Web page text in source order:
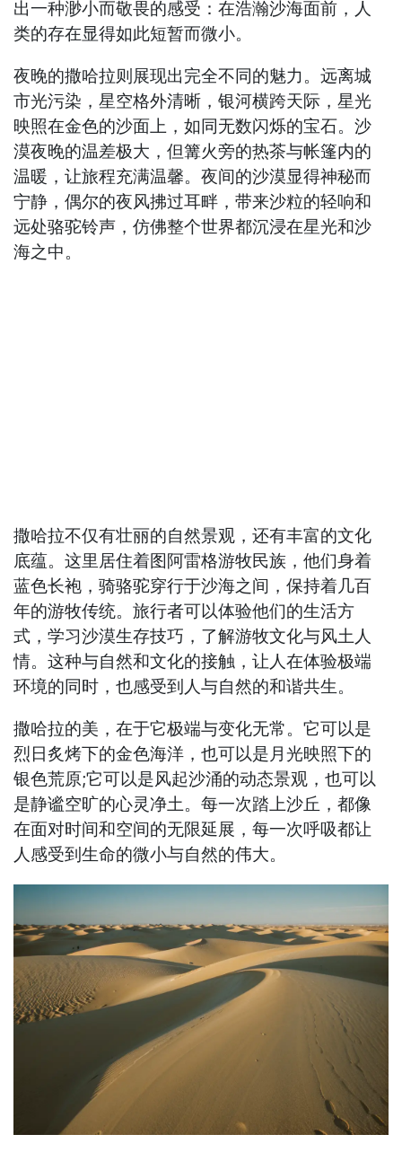
出一种渺小而敬畏的感受：在浩瀚沙海面前，人
类的存在显得如此短暂而微小。
夜晚的撒哈拉则展现出完全不同的魅力。远离城
市光污染，星空格外清晰，银河横跨天际，星光
映照在金色的沙面上，如同无数闪烁的宝石。沙
漠夜晚的温差极大，但篝火旁的热茶与帐篷内的
温暖，让旅程充满温馨。夜间的沙漠显得神秘而
宁静，偶尔的夜风拂过耳畔，带来沙粒的轻响和
远处骆驼铃声，仿佛整个世界都沉浸在星光和沙
海之中。
撒哈拉不仅有壮丽的自然景观，还有丰富的文化
底蕴。这里居住着图阿雷格游牧民族，他们身着
蓝色长袍，骑骆驼穿行于沙海之间，保持着几百
年的游牧传统。旅行者可以体验他们的生活方
式，学习沙漠生存技巧，了解游牧文化与风土人
情。这种与自然和文化的接触，让人在体验极端
环境的同时，也感受到人与自然的和谐共生。
撒哈拉的美，在于它极端与变化无常。它可以是
烈日炙烤下的金色海洋，也可以是月光映照下的
银色荒原;它可以是风起沙涌的动态景观，也可以
是静谧空旷的心灵净土。每一次踏上沙丘，都像
在面对时间和空间的无限延展，每一次呼吸都让
人感受到生命的微小与自然的伟大。